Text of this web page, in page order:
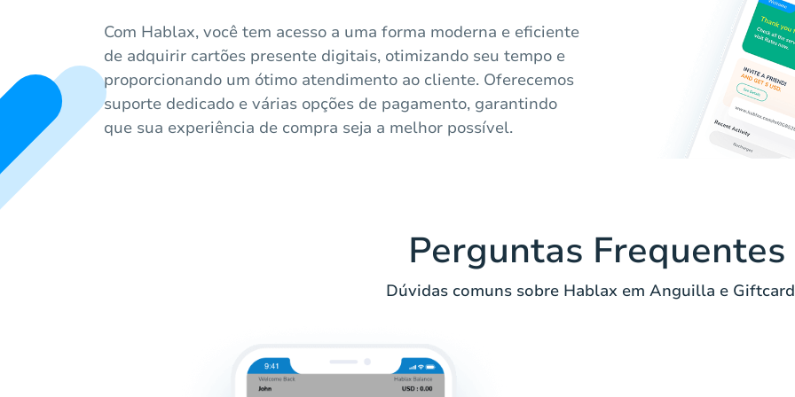
Com Hablax, você tem acesso a uma forma moderna e eficiente
de adquirir cartões presente digitais, otimizando seu tempo e
proporcionando um ótimo atendimento ao cliente. Oferecemos
suporte dedicado e várias opções de pagamento, garantindo
que sua experiência de compra seja a melhor possível.
Perguntas Frequentes
Dúvidas comuns sobre Hablax em Anguilla e